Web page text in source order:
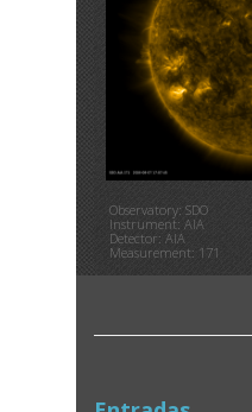
Observatory: SDO
Instrument: AIA
Detector: AIA
Measurement: 171